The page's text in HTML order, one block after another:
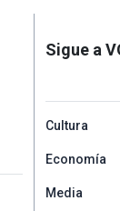
Sigue a
Cultura
Economía
Media